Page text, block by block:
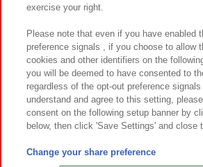
お取引先さまとともに
カスタマーハラスメント対応方針 よくある
©Bandai Namco Amusement
©Bandai Namco Amusement Lab
exercise your right.
Please note that even if you have enabled
preference signals , if you choose to allow
cookies and other identifiers on the
you will be deemed to have consented to
regardless of the opt-out preference
understand and agree to this setting,
consent on the following setup banner by
below, then click 'Save Settings' and close
Change your share preference